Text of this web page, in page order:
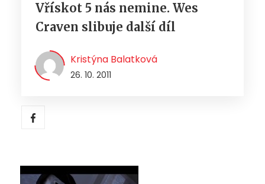
Vřískot 5 nás nemine. Wes
Craven slibuje další díl
Kristýna Balatková
26. 10. 2011